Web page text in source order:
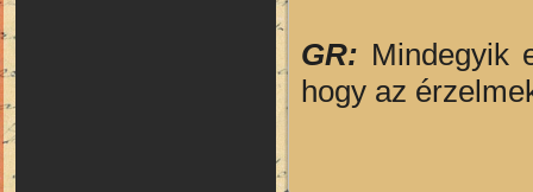
GR: Mindegyik
hogy az